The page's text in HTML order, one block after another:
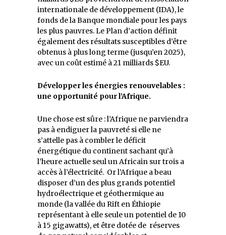
internationale de développement (IDA), le
fonds de la Banque mondiale pour les pays
les plus pauvres. Le Plan d’action définit
également des résultats susceptibles d’être
obtenus à plus long terme (jusqu’en 2025),
avec un coût estimé à 21 milliards $EU.
Développer les énergies renouvelables :
une opportunité pour l’Afrique.
Une chose est sûre : l’Afrique ne parviendra
pas à endiguer la pauvreté si elle ne
s’attelle pas à combler le déficit
énergétique du continent sachant qu’à
l’heure actuelle seul un Africain sur trois a
accès à l’électricité. Or l’Afrique a beau
disposer d’un des plus grands potentiel
hydroélectrique et géothermique au
monde (la vallée du Rift en Éthiopie
représentant à elle seule un potentiel de 10
à 15 gigawatts), et être dotée de réserves